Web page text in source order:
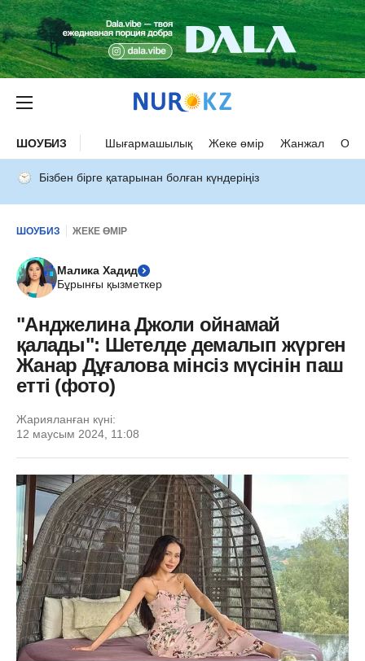
ШОУБИЗ Шығармашылық Жеке өмір Жанжал
Бізбен бірге қатарынан болған күндеріңіз
ШОУБИЗ ЖЕКЕ ӨМІР
Малика Хадид
Бұрынғы қызметкер
"Анджелина Джоли ойнамай
қалады": Шетелде демалып жүрген
Жанар Дұғалова мінсіз мүсінін паш
етті (фото)
Жарияланған күні:
12 маусым 2024, 11:08